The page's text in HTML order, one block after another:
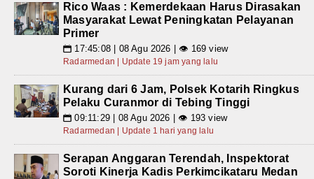
Rico Waas : Kemerdekaan Harus Dirasakan
Masyarakat Lewat Peningkatan Pelayanan
Primer
📅 17:45:08 | 08 Agu 2026 | 👁 169 view
Radarmedan | Update 19 jam yang lalu
Kurang dari 6 Jam, Polsek Kotarih Ringkus
Pelaku Curanmor di Tebing Tinggi
📅 09:11:29 | 08 Agu 2026 | 👁 193 view
Radarmedan | Update 1 hari yang lalu
Serapan Anggaran Terendah, Inspektorat
Soroti Kinerja Kadis Perkimcikataru Medan